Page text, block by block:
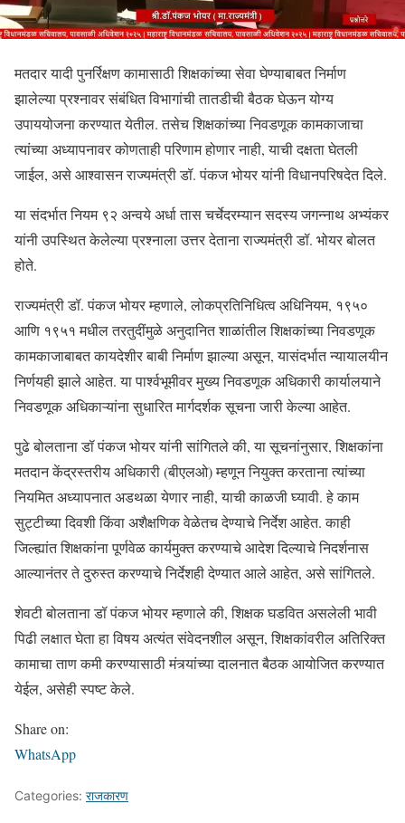
मतदार यादी पुनर्रिक्षण कामासाठी शिक्षकांच्या सेवा घेण्याबाबत निर्माण
झालेल्या प्रश्नावर संबंधित विभागांची तातडीची बैठक घेऊन योग्य
उपाययोजना करण्यात येतील. तसेच शिक्षकांच्या निवडणूक कामकाजाचा
त्यांच्या अध्यापनावर कोणताही परिणाम होणार नाही, याची दक्षता घेतली
जाईल, असे आश्वासन राज्यमंत्री डॉ. पंकज भोयर यांनी विधानपरिषदेत दिले.
या संदर्भात नियम ९२ अन्वये अर्धा तास चर्चेदरम्यान सदस्य जगन्नाथ अभ्यंकर
यांनी उपस्थित केलेल्या प्रश्नाला उत्तर देताना राज्यमंत्री डॉ. भोयर बोलत
होते.
राज्यमंत्री डॉ. पंकज भोयर म्हणाले, लोकप्रतिनिधित्व अधिनियम, १९५०
आणि १९५१ मधील तरतुदींमुळे अनुदानित शाळांतील शिक्षकांच्या निवडणूक
कामकाजाबाबत कायदेशीर बाबी निर्माण झाल्या असून, यासंदर्भात न्यायालयीन
निर्णयही झाले आहेत. या पार्श्वभूमीवर मुख्य निवडणूक अधिकारी कार्यालयाने
निवडणूक अधिकाऱ्यांना सुधारित मार्गदर्शक सूचना जारी केल्या आहेत.
पुढे बोलताना डॉ पंकज भोयर यांनी सांगितले की, या सूचनांनुसार, शिक्षकांना
मतदान केंद्रस्तरीय अधिकारी (बीएलओ) म्हणून नियुक्त करताना त्यांच्या
नियमित अध्यापनात अडथळा येणार नाही, याची काळजी घ्यावी. हे काम
सुट्टीच्या दिवशी किंवा अशैक्षणिक वेळेतच देण्याचे निर्देश आहेत. काही
जिल्ह्यांत शिक्षकांना पूर्णवेळ कार्यमुक्त करण्याचे आदेश दिल्याचे निदर्शनास
आल्यानंतर ते दुरुस्त करण्याचे निर्देशही देण्यात आले आहेत, असे सांगितले.
शेवटी बोलताना डॉ पंकज भोयर म्हणाले की, शिक्षक घडवित असलेली भावी
पिढी लक्षात घेता हा विषय अत्यंत संवेदनशील असून, शिक्षकांवरील अतिरिक्त
कामाचा ताण कमी करण्यासाठी मंत्र्यांच्या दालनात बैठक आयोजित करण्यात
येईल, असेही स्पष्ट केले.
Share on:
WhatsApp
Categories: राजकारण